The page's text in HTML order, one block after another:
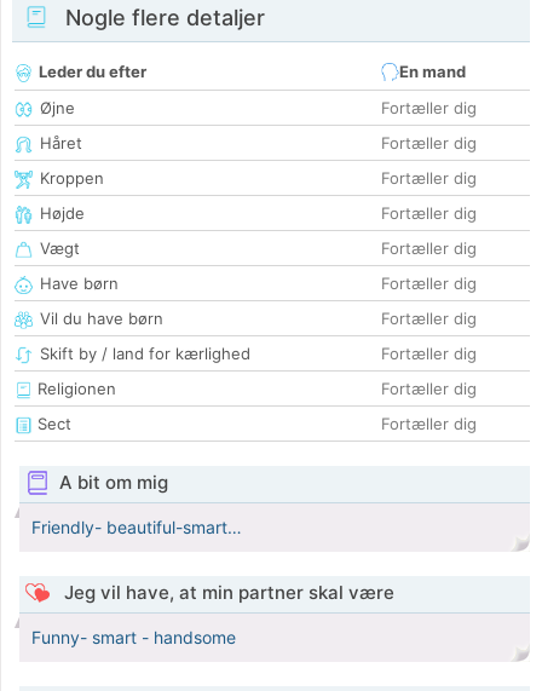
Nogle flere detaljer
Leder du efter
En mand
Øjne
Fortæller dig
Håret
Fortæller dig
Kroppen
Fortæller dig
Højde
Fortæller dig
Vægt
Fortæller dig
Have børn
Fortæller dig
Vil du have børn
Fortæller dig
Skift by / land for kærlighed
Fortæller dig
Religionen
Fortæller dig
Sect
Fortæller dig
A bit om mig
Friendly- beautiful-smart…
Jeg vil have, at min partner skal være
Funny- smart - handsome